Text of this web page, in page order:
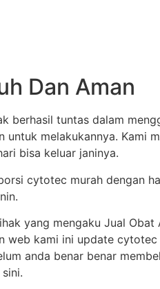
Dan Aman
berhasil tuntas dalam
melakukannya. Kami
bisa keluar janinya.
cytotec murah dengan
yang mengaku Jual Obat
web kami ini update cytotec
anda benar benar